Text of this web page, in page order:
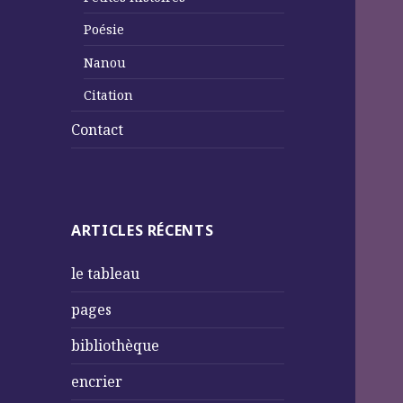
Poésie
Nanou
Citation
Contact
ARTICLES RÉCENTS
le tableau
pages
bibliothèque
encrier